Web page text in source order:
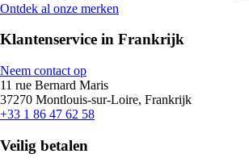
Ontdek al onze merken
Klantenservice in Frankrijk
Neem contact op
11 rue Bernard Maris
37270 Montlouis-sur-Loire, Frankrijk
+33 1 86 47 62 58
Veilig betalen